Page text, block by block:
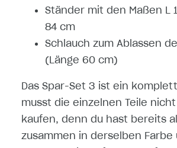
Ständer mit den Maßen L
84 cm
Schlauch zum Ablassen
(Länge 60 cm)
Das Spar-Set 3 ist ein
musst die einzelnen Teile
kaufen, denn du hast bereits
zusammen in derselben Farbe